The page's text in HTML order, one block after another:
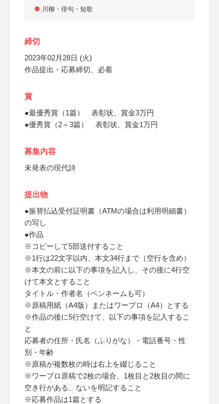
川柳・俳句・短歌
締切
2023年02月28日 (火)
作品提出・応募締切、必着
賞
●最優秀賞（1篇） 表彰状、賞金3万円
●優秀賞（2～3篇） 表彰状、賞金1万円
募集内容
未発表の現代詩
提出物
●振替払込受付証明書（ATMの場合は利用明細書）
の写し
●作品
※コピーして5部送付すること
※1行は22文字以内、本文34行まで（空行を含め）
※本文の前に以下の事項を記入し、その後に4行空
けて本文とすること
タイトル・作者名（ペンネームも可）
※原稿用紙（A4版）またはワープロ（A4）とする
※作品の後に5行空けて、以下の事項を記入するこ
と
応募者の住所・氏名（ふりがな）・電話番号・性
別・年齢
※原稿が複数枚の時は右上を綴じること
※ワープロ原稿で2枚の場合、1枚目と2枚目の間に
空き行がある、ないを明記すること
※応募作品は1篇とする